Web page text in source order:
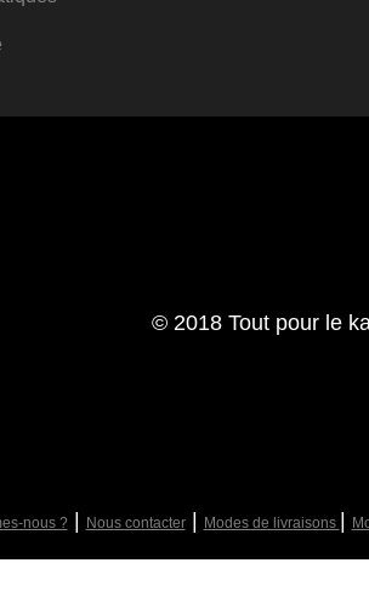
© 2018 Tout pour le
nous ?| Nous contacter| Modes de livraisons